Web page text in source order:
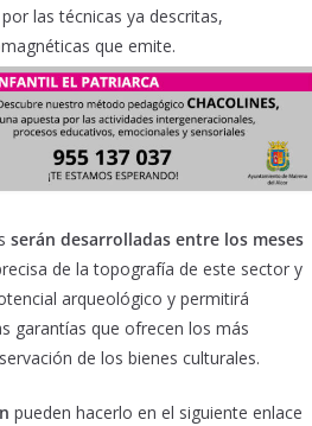
las técnicas ya descritas,
que emite.
serán desarrolladas entre los meses
de la topografía de este sector y
arqueológico y permitirá
garantías que ofrecen los más
de los bienes culturales.
pueden hacerlo en el siguiente enlace